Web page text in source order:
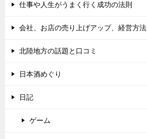
仕事や人生がうまく行く成功の法則
会社、お店の売り上げアップ、経営方法
北陸地方の話題と口コミ
日本酒めぐり
日記
ゲーム